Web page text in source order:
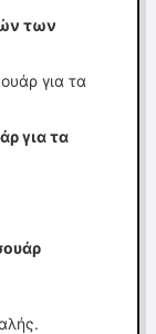
των
για τα
για τα